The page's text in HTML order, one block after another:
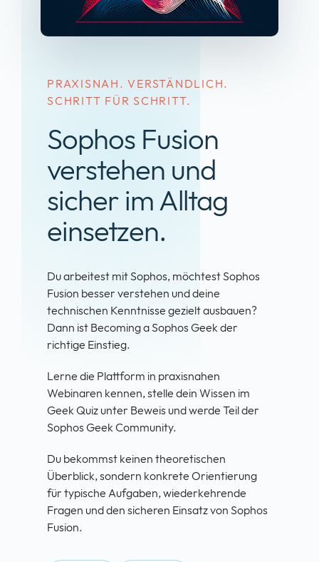
PRAXISNAH. VERSTÄNDLICH.
SCHRITT FÜR SCHRITT.
Sophos Fusion
verstehen und
sicher im Alltag
einsetzen.
Du arbeitest mit Sophos, möchtest Sophos
Fusion besser verstehen und deine
technischen Kenntnisse gezielt ausbauen?
Dann ist Becoming a Sophos Geek der
richtige Einstieg.
Lerne die Plattform in praxisnahen
Webinaren kennen, stelle dein Wissen im
Geek Quiz unter Beweis und werde Teil der
Sophos Geek Community.
Du bekommst keinen theoretischen
Überblick, sondern konkrete Orientierung
für typische Aufgaben, wiederkehrende
Fragen und den sicheren Einsatz von Sophos
Fusion.